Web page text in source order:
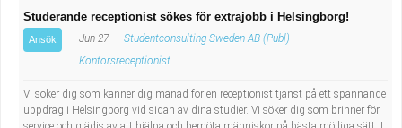
Studerande receptionist sökes för extrajobb i Helsingborg!
Ansök Jun 27
Studentconsulting Sweden AB (Publ)
Kontorsreceptionist
Vi söker dig som känner dig manad för en receptionist tjänst på ett spännande
uppdrag i Helsingborg vid sidan av dina studier. Vi söker dig som brinner för